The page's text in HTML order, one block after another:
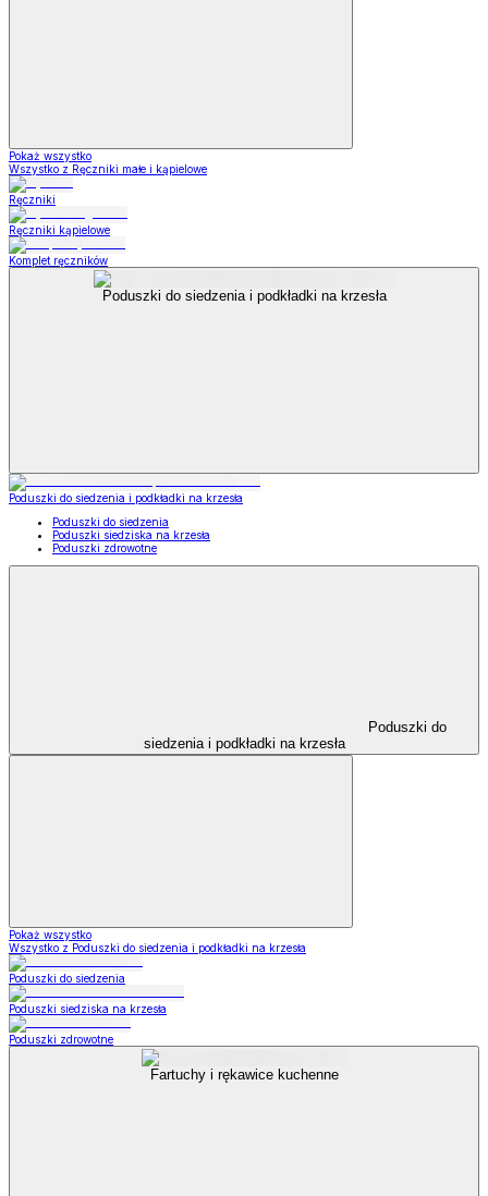
Pokaż wszystko
Wszystko z Ręczniki małe i kąpielowe
Ręczniki
Ręczniki kąpielowe
Komplet ręczników
Poduszki do siedzenia i podkładki na krzesła
Poduszki do siedzenia i podkładki na krzesła
Poduszki do siedzenia
Poduszki siedziska na krzesła
Poduszki zdrowotne
Poduszki do
siedzenia i podkładki na krzesła
Pokaż wszystko
Wszystko z Poduszki do siedzenia i podkładki na krzesła
Poduszki do siedzenia
Poduszki siedziska na krzesła
Poduszki zdrowotne
Fartuchy i rękawice kuchenne